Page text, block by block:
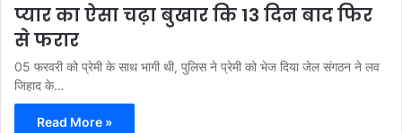
प्यार का ऐसा चढ़ा बुखार कि 13 दिन बाद फिर
से फरार
05 फरवरी को प्रेमी के साथ भागी थी, पुलिस ने प्रेमी को भेज दिया जेल संगठन ने लव
जिहाद के…
Read More »